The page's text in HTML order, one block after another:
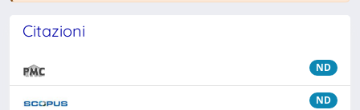
Citazioni
ND
ND